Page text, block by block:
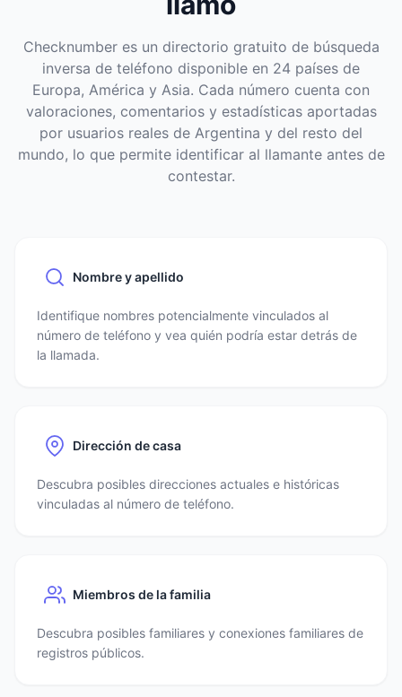
Checknumber es un directorio gratuito de búsqueda
inversa de teléfono disponible en 24 países de
Europa, América y Asia. Cada número cuenta con
valoraciones, comentarios y estadísticas aportadas
por usuarios reales de Argentina y del resto del
mundo, lo que permite identificar al llamante antes de
contestar.
Nombre y apellido
Identifique nombres potencialmente vinculados al
número de teléfono y vea quién podría estar detrás de
la llamada.
Dirección de casa
Descubra posibles direcciones actuales e históricas
vinculadas al número de teléfono.
Miembros de la familia
Descubra posibles familiares y conexiones familiares de
registros públicos.